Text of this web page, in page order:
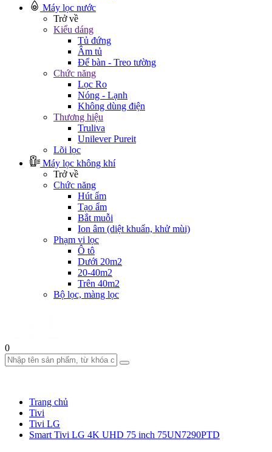
Máy lọc nước
Trở về
Kiểu dáng
Tủ đứng
Âm tủ
Để bàn - Treo tường
Chức năng
Lọc Ro
Nóng - Lạnh
Không dùng điện
Thương hiệu
Truliva
Unilever Pureit
Lõi lọc
Máy lọc không khí
Trở về
Chức năng
Hút ẩm
Tạo ẩm
Bắt muỗi
Ion âm (diệt khuẩn, khử mùi)
Phạm vi lọc
Ô tô
Dưới 20m2
20-40m2
Trên 40m2
Bộ lọc, màng lọc
0
Trang chủ
Tivi
Tivi LG
Smart Tivi LG 4K UHD 75 inch 75UN7290PTD